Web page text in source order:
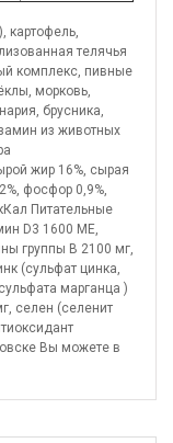
картофель,
телячья
комплекс, пивные
морковь,
брусника,
из животных
жир 16%, сырая
фосфор 0,9%,
Питательные
D3 1600 МЕ,
группы В 2100 мг,
(сульфат цинка,
марганца )
селен (селенит
Вы можете в